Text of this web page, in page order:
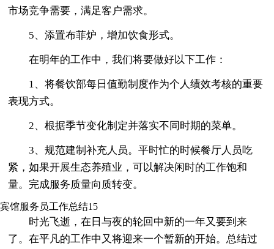
市场竞争需要，满足客户需求。
5、添置布菲炉，增加饮食形式。
在明年的工作中，我们将要做好以下工作：
1、将餐饮部每日值勤制度作为个人绩效考核的重要
表现方式。
2、根据季节变化制定并落实不同时期的菜单。
3、规范建制补充人员。平时忙的时候餐厅人员吃
紧，如果开展生态养殖业，可以解决闲时的工作饱和
量。完成服务质量向质转变。
宾馆服务员工作总结15
时光飞逝，在日与夜的轮回中新的一年又要到来
了。在平凡的工作中又将迎来一个暂新的开始。总结过